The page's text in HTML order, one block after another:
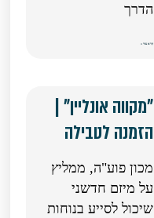
הדרך
קרא עוד »
"מקווה אונליין" |
הזמנה לטבילה
מכון פוע"ה, ממליץ
על מיזם חדשני
שיכול לסייע בנוחות